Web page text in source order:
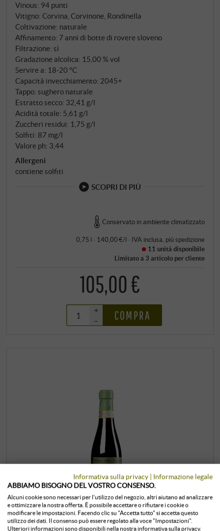
vigneti di Negrar – in casse di legno per due mesi,
come per l'Amarone. L'altra metà viene lavorata
fresca. Dopo la vendemmia, si effettua una
macerazione di tre giorni con lieviti selvatici, poi il
vino riposa sulle fecce fini e subisce una seconda
fermentazione. Segue una pazienza che oggi sembra
quasi dimenticata: sei anni di invecchiamento in
grandi botti di rovere di Slavonia. Quintarelli mette
in commercio i suoi vini solo quando sono veramente
pronti – mai prima.
Vinous: 94 punti
Vitigno: Corvina, Corvinone, Rondinella
Coltivazione: naturale
Affinamento: 7 anni di botte di rovere sloveno
Filtrazione: sì
Gradazione alcolica: 15,00 % vol
Servire a: 18‑20 °C
Capacità invecchiamento: 2045+
Tappo: sughero naturale
Estratto secco: 32,41 g/l
Acidità totale: 5,61 g/l
Zuccheri residui: 1,75 g/l
Solfiti: 87 mg/l
Valore ph: 3,44
Allergeni
contiene solfiti
SCOPRI DI PIÙ
Conservato in ambiente climatizzato
0,75 l · 140,00 €/l · IVA inclusa , più spedizione
11 unità disponibile
Limitato a 3 articolo per cliente
105,00 €
+
–
COMPRA
Informativa sulla privacy | Informazione legale
ABBIAMO BISOGNO DEL VOSTRO CONSENSO.
Alcuni cookie sono necessari per l'utilizzo del negozio, altri aiutano ad analizzare
e ottimizzare la nostra offerta. È possibile accettare o rifiutare i cookie o
modificare le impostazioni. Facendo clic su "Accetta tutto" si accetta questo
utilizzo dei dati. Il consenso può essere regolato alla voce "Impostazioni".
Ulteriori informazioni sono disponibili nella nostra informativa sulla privacy.